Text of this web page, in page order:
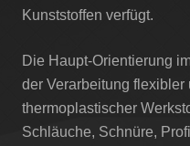
Kunststoffen verfügt.
Die Haupt-Orientierung
der Verarbeitung flexibler
thermoplastischer
Schläuche, Schnüre,